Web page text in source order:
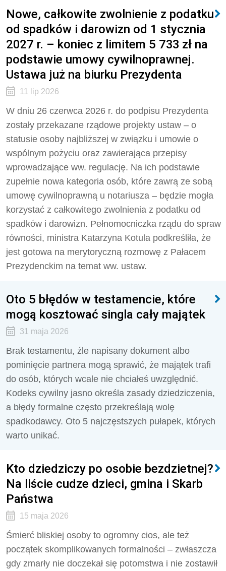
Nowe, całkowite zwolnienie z podatku
od spadków i darowizn od 1 stycznia
2027 r. – koniec z limitem 5 733 zł na
podstawie umowy cywilnoprawnej.
Ustawa już na biurku Prezydenta
11 lip 2026
W dniu 26 czerwca 2026 r. do podpisu Prezydenta
zostały przekazane rządowe projekty ustaw – o
statusie osoby najbliższej w związku i umowie o
wspólnym pożyciu oraz zawierająca przepisy
wprowadzające ww. regulację. Na ich podstawie
zupełnie nowa kategoria osób, które zawrą ze sobą
umowę cywilnoprawną u notariusza – będzie mogła
korzystać z całkowitego zwolnienia z podatku od
spadków i darowizn. Pełnomocniczka rządu do spraw
równości, ministra Katarzyna Kotula podkreśliła, że
jest gotowa na merytoryczną rozmowę z Pałacem
Prezydenckim na temat ww. ustaw.
Oto 5 błędów w testamencie, które
mogą kosztować singla cały majątek
31 maja 2026
Brak testamentu, źle napisany dokument albo
pominięcie partnera mogą sprawić, że majątek trafi
do osób, których wcale nie chciałeś uwzględnić.
Kodeks cywilny jasno określa zasady dziedziczenia,
a błędy formalne często przekreślają wolę
spadkodawcy. Oto 5 najczęstszych pułapek, których
warto unikać.
Kto dziedziczy po osobie bezdzietnej?
Na liście cudze dzieci, gmina i Skarb
Państwa
15 maja 2026
Śmierć bliskiej osoby to ogromny cios, ale też
początek skomplikowanych formalności – zwłaszcza
gdy zmarły nie doczekał się potomstwa i nie zostawił